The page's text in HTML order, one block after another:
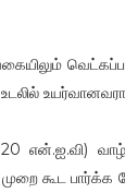
உடலில்
1:20 என்.ஐ.வி)
கூட பார்க்க